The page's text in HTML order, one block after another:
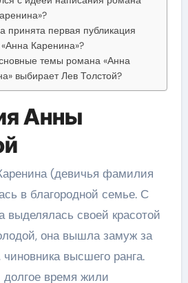
принята первая публикация
Каренина»?
темы романа «Анна
выбирает Лев Толстой?
Анны
(девичья фамилия
в благородной семье. С
выделялась своей красотой
она вышла замуж за
высшего ранга.
время жили